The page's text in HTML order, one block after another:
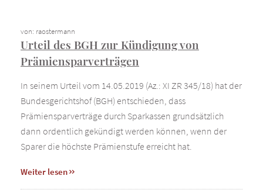
von: raostermann
Urteil des BGH zur Kündigung von
Prämiensparverträgen
In seinem Urteil vom 14.05.2019 (Az.: XI ZR 345/18) hat der
Bundesgerichtshof (BGH) entschieden, dass
Prämiensparverträge durch Sparkassen grundsätzlich
dann ordentlich gekündigt werden können, wenn der
Sparer die höchste Prämienstufe erreicht hat.
Weiter lesen